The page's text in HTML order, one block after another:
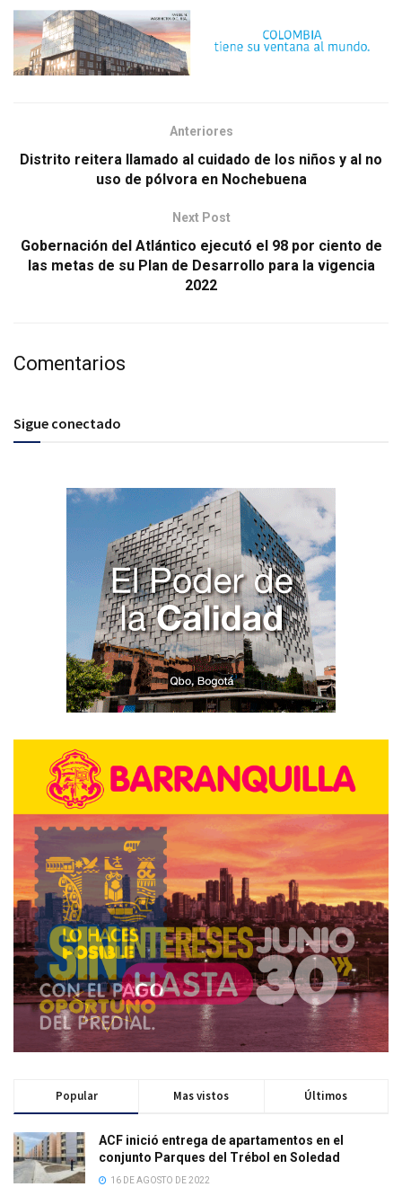
Anteriores
Distrito reitera llamado al cuidado de los niños y al no
uso de pólvora en Nochebuena
Next Post
Gobernación del Atlántico ejecutó el 98 por ciento de
las metas de su Plan de Desarrollo para la vigencia
2022
Comentarios
Sigue conectado
Popular Mas vistos Últimos
ACF inició entrega de apartamentos en el
conjunto Parques del Trébol en Soledad
16 DE AGOSTO DE 2022